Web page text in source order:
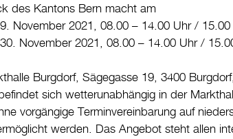
des Kantons Bern macht am
November 2021, 08.00 – 14.00 Uhr /
November 2021, 08.00 – 14.00 Uhr /
Burgdorf, Sägegasse 19, 3400
sich wetterunabhängig in der
vorgängige Terminvereinbarung auf
werden. Das Angebot steht allen